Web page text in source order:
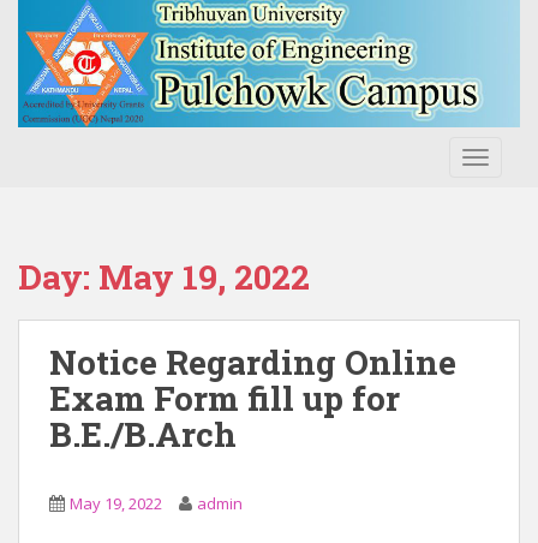
Day: May 19, 2022
Notice Regarding Online
Exam Form fill up for
B.E./B.Arch
May 19, 2022 admin